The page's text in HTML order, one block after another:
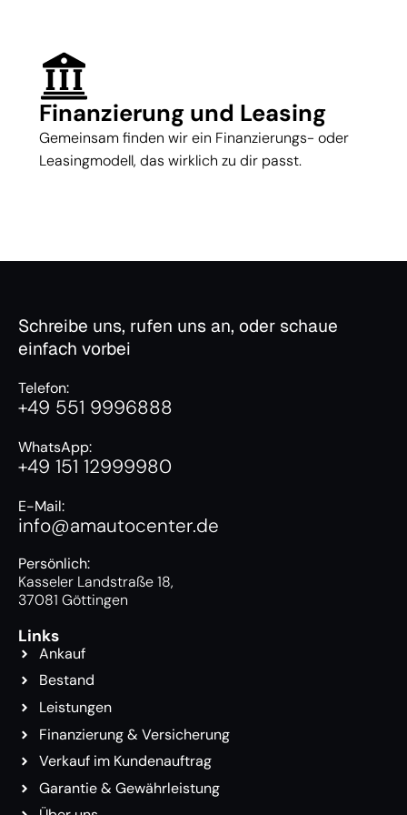
Finanzierung und Leasing
Gemeinsam finden wir ein Finanzierungs- oder
Leasingmodell, das wirklich zu dir passt.
Schreibe uns, rufen uns an, oder schaue
einfach vorbei
Telefon:
+49 551 9996888
WhatsApp:
+49 151 12999980
E-Mail:
info@amautocenter.de
Persönlich:
Kasseler Landstraße 18,
37081 Göttingen
Links
Ankauf
Bestand
Leistungen
Finanzierung & Versicherung
Verkauf im Kundenauftrag
Garantie & Gewährleistung